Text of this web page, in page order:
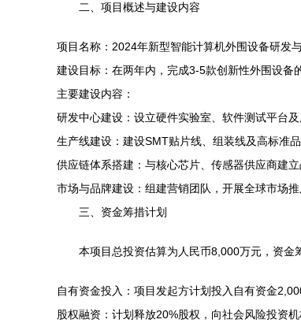
二、项目概述与建设内容
项目名称：2024年新型智能计算机外围设备研发与
建设目标：在两年内，完成3-5款创新性外围设备
主要建设内容：
研发中心建设：设立硬件实验室、软件测试平台及
生产线建设：建设SMT贴片线、组装线及高标准品
供应链体系搭建：与核心芯片、传感器供应商建立
市场与品牌建设：组建营销团队，开展全球市场推
三、资金筹措计划
本项目总投资估算为人民币8,000万元，资金
自有资金投入：项目发起方计划投入自有资金
股权融资：计划释放20%股权，向社会风险投资